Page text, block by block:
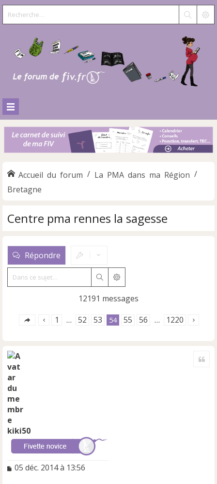
Accueil du forum
La PMA dans ma Région
Bretagne
Centre pma rennes la sagesse
Répondre
RechercherRecherche avancée
12191 messages
1 … 52 53 54 55 56 … 1220
kiki50
M
05 déc. 2014 à 13:56